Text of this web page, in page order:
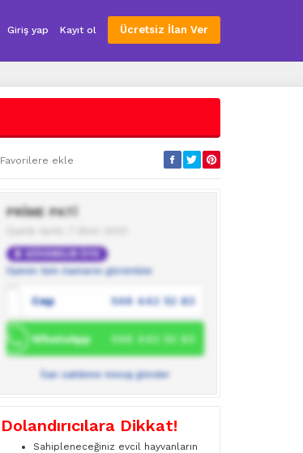
Giriş yap Kayıt ol Ücretsiz İlan Ver
Favorilere ekle
PRİME PATİ
GÜVENİLİR ÜYE
Üyenin tüm ilanlarını görüntüle
Cep 546 442 52 83
WhatsApp 546 442 52 83
İlan sahibine mesaj gönder
Dolandırıcılara Dikkat!
Sahipleneceğiniz evcil hayvanların